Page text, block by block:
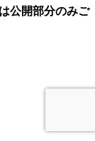
公開部分のみご